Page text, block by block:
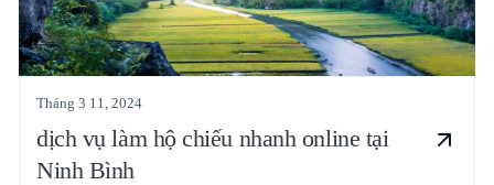
Tháng 3 11, 2024
dịch vụ làm hộ chiếu nhanh online tại
Ninh Bình